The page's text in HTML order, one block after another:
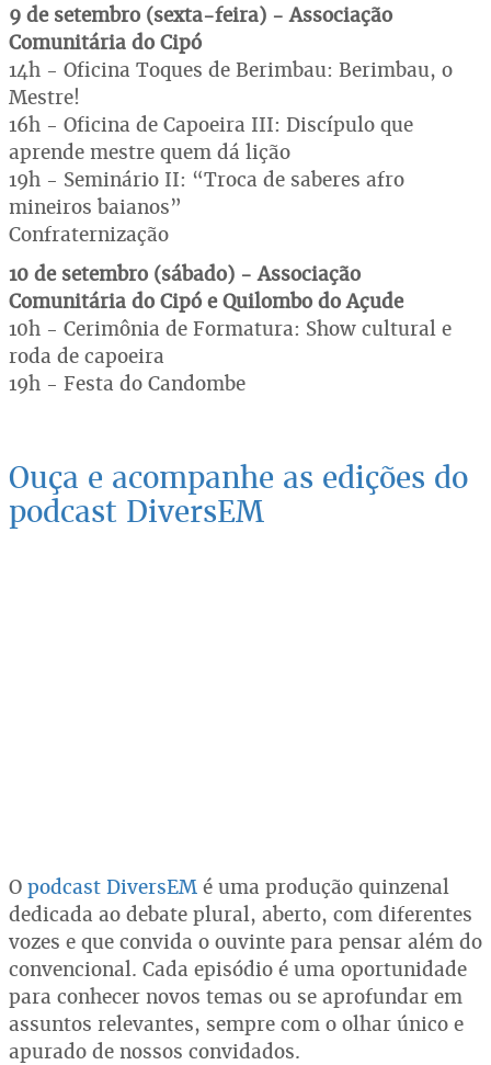
9 de setembro (sexta-feira) - Associação
Comunitária do Cipó
14h - Oficina Toques de Berimbau: Berimbau, o
Mestre!
16h - Oficina de Capoeira III: Discípulo que
aprende mestre quem dá lição
19h - Seminário II: “Troca de saberes afro
mineiros baianos”
Confraternização
10 de setembro (sábado) - Associação
Comunitária do Cipó e Quilombo do Açude
10h - Cerimônia de Formatura: Show cultural e
roda de capoeira
19h - Festa do Candombe
Ouça e acompanhe as edições do
podcast DiversEM
O podcast DiversEM é uma produção quinzenal
dedicada ao debate plural, aberto, com diferentes
vozes e que convida o ouvinte para pensar além do
convencional. Cada episódio é uma oportunidade
para conhecer novos temas ou se aprofundar em
assuntos relevantes, sempre com o olhar único e
apurado de nossos convidados.